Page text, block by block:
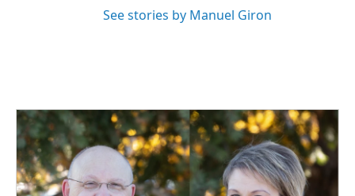
See stories by Manuel Giron